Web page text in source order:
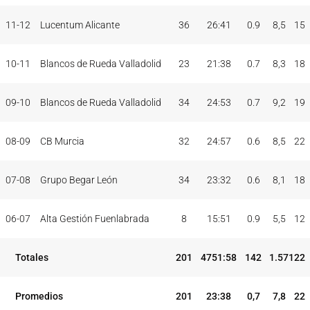
11-12 Lucentum Alicante 36 26:41 0.9 8,5 15
10-11 Blancos de Rueda Valladolid 23 21:38 0.7 8,3 18
09-10 Blancos de Rueda Valladolid 34 24:53 0.7 9,2 19
08-09 CB Murcia 32 24:57 0.6 8,5 22
07-08 Grupo Begar León 34 23:32 0.6 8,1 18
06-07 Alta Gestión Fuenlabrada 8 15:51 0.9 5,5 12
Totales 201 4751:58 142 1.57122
Promedios 201 23:38 0,7 7,8 22